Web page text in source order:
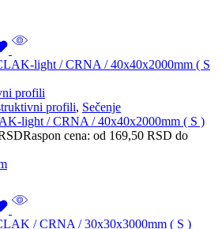
profili, Sečenje
light / CRNA / 40x40x2000mm ( S )
Raspon cena: od 169,50 RSD do